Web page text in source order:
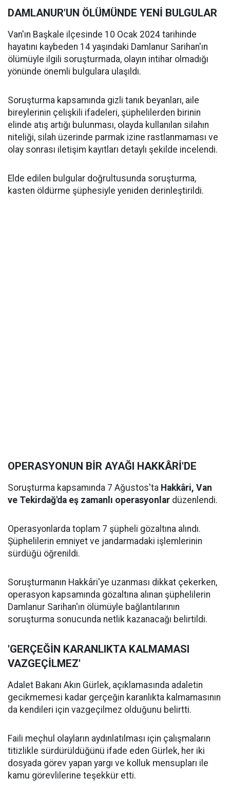
DAMLANUR'UN ÖLÜMÜNDE YENİ BULGULAR
Van'ın Başkale ilçesinde 10 Ocak 2024 tarihinde
hayatını kaybeden 14 yaşındaki Damlanur Sarihan'ın
ölümüyle ilgili soruşturmada, olayın intihar olmadığı
yönünde önemli bulgulara ulaşıldı.
Soruşturma kapsamında gizli tanık beyanları, aile
bireylerinin çelişkili ifadeleri, şüphelilerden birinin
elinde atış artığı bulunması, olayda kullanılan silahın
niteliği, silah üzerinde parmak izine rastlanmaması ve
olay sonrası iletişim kayıtları detaylı şekilde incelendi.
Elde edilen bulgular doğrultusunda soruşturma,
kasten öldürme şüphesiyle yeniden derinleştirildi.
OPERASYONUN BİR AYAĞI HAKKÂRİ'DE
Soruşturma kapsamında 7 Ağustos'ta Hakkâri, Van
ve Tekirdağ'da eş zamanlı operasyonlar düzenlendi.
Operasyonlarda toplam 7 şüpheli gözaltına alındı.
Şüphelilerin emniyet ve jandarmadaki işlemlerinin
sürdüğü öğrenildi.
Soruşturmanın Hakkâri'ye uzanması dikkat çekerken,
operasyon kapsamında gözaltına alınan şüphelilerin
Damlanur Sarihan'ın ölümüyle bağlantılarının
soruşturma sonucunda netlik kazanacağı belirtildi.
'GERÇEĞİN KARANLIKTA KALMAMASI
VAZGEÇİLMEZ'
Adalet Bakanı Akın Gürlek, açıklamasında adaletin
gecikmemesi kadar gerçeğin karanlıkta kalmamasının
da kendileri için vazgeçilmez olduğunu belirtti.
Faili meçhul olayların aydınlatılması için çalışmaların
titizlikle sürdürüldüğünü ifade eden Gürlek, her iki
dosyada görev yapan yargı ve kolluk mensupları ile
kamu görevlilerine teşekkür etti.